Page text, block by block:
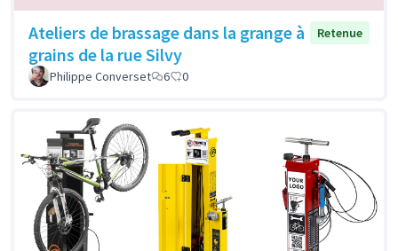
Ateliers de brassage dans la grange à
grains de la rue Silvy
Retenue
Philippe Converset 6 0